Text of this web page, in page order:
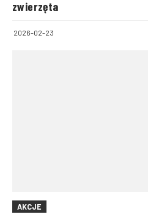
zwierzęta
2026-02-23
AKCJE